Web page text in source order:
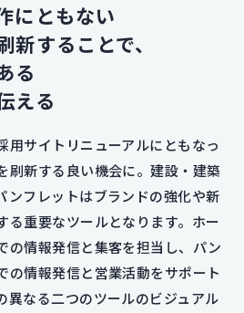
にともない
新することで、
る
える
用サイトリニューアルにともなっ
刷新する良い機会に。建設・建築
ンフレットはブランドの強化や新
る重要なツールとなります。ホー
の情報発信と集客を担当し、パン
の情報発信と営業活動をサポート
異なる二つのツールのビジュアル